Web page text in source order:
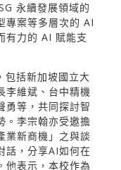
永續發展領域的
專案等多層次的 AI
有力的 AI 賦能支
包括新加坡國立大
李維斌、台中精機
勇等，共同探討智
。李宗翰亦受邀擔
業新商機」之與談
話，分享AI如何在
他表示，本校作為